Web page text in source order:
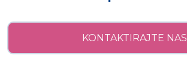
KONTAKTIRAJTE NAS